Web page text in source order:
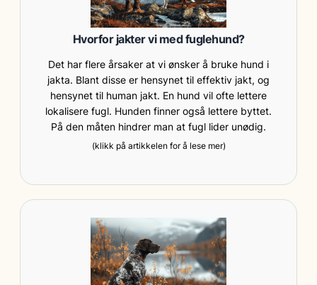
Hvorfor jakter vi med fuglehund?
Det har flere årsaker at vi ønsker å bruke hund i
jakta. Blant disse er hensynet til effektiv jakt, og
hensynet til human jakt. En hund vil ofte lettere
lokalisere fugl. Hunden finner også lettere byttet.
På den måten hindrer man at fugl lider unødig.
(klikk på artikkelen for å lese mer)